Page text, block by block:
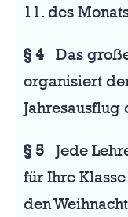
11. des
§ 4 Das
organisiert
Jahresausflug
§ 5
Jede
für Ihre
den